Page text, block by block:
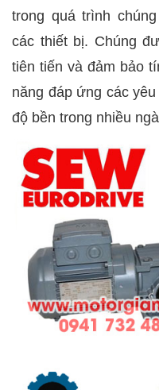
trong quá trình
các thiết bị. Chúng
tiên tiến và đảm bảo
năng đáp ứng các
độ bền trong nhiều